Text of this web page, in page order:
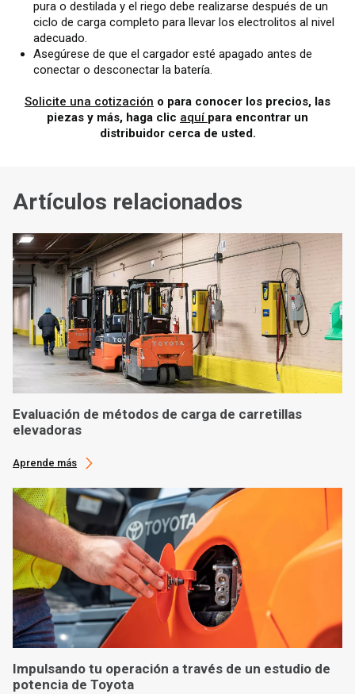
pura o destilada y el riego debe realizarse después de un
ciclo de carga completo para llevar los electrolitos al nivel
adecuado.
Asegúrese de que el cargador esté apagado antes de
conectar o desconectar la batería.
Solicite una cotización o para conocer los precios, las
piezas y más, haga clic aquí para encontrar un
distribuidor cerca de usted.
Artículos relacionados
Evaluación de métodos de carga de carretillas
elevadoras
Aprende más
Impulsando tu operación a través de un estudio de
potencia de Toyota